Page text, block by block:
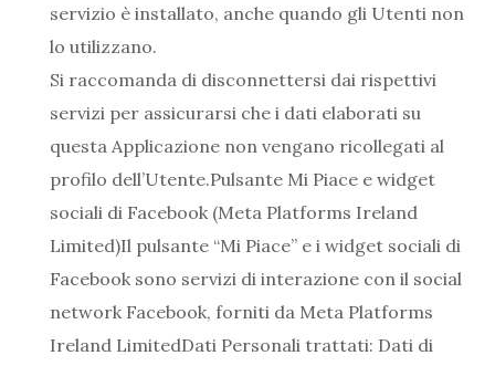
servizio è installato, anche quando gli Utenti non
lo utilizzano.
Si raccomanda di disconnettersi dai rispettivi
servizi per assicurarsi che i dati elaborati su
questa Applicazione non vengano ricollegati al
profilo dell’Utente.Pulsante Mi Piace e widget
sociali di Facebook (Meta Platforms Ireland
Limited)Il pulsante “Mi Piace” e i widget sociali di
Facebook sono servizi di interazione con il social
network Facebook, forniti da Meta Platforms
Ireland LimitedDati Personali trattati: Dati di